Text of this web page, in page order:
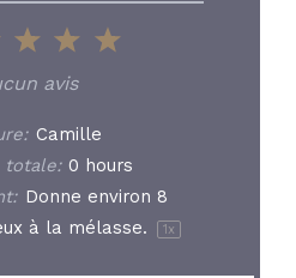
5
4
3
Stars
2
Stars
avis
Camille
totale: 0 hours
Donne environ 8
à la mélasse.
1x